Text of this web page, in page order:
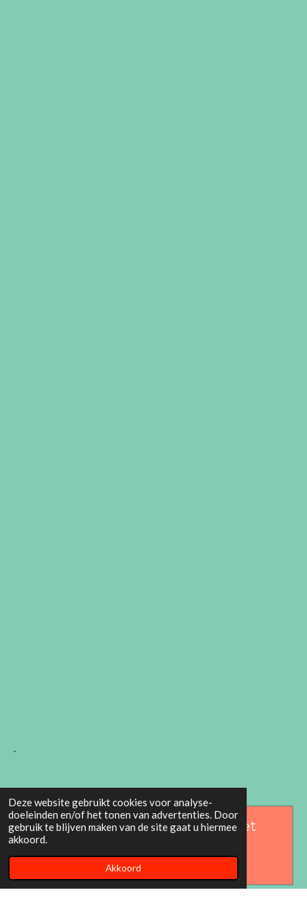
Deze website gebruikt cookies voor analyse-
doeleinden en/of het tonen van advertenties. Door
gebruik te blijven maken van de site gaat u hiermee
akkoord.
Akkoord
.
Maak jouw eigen website met